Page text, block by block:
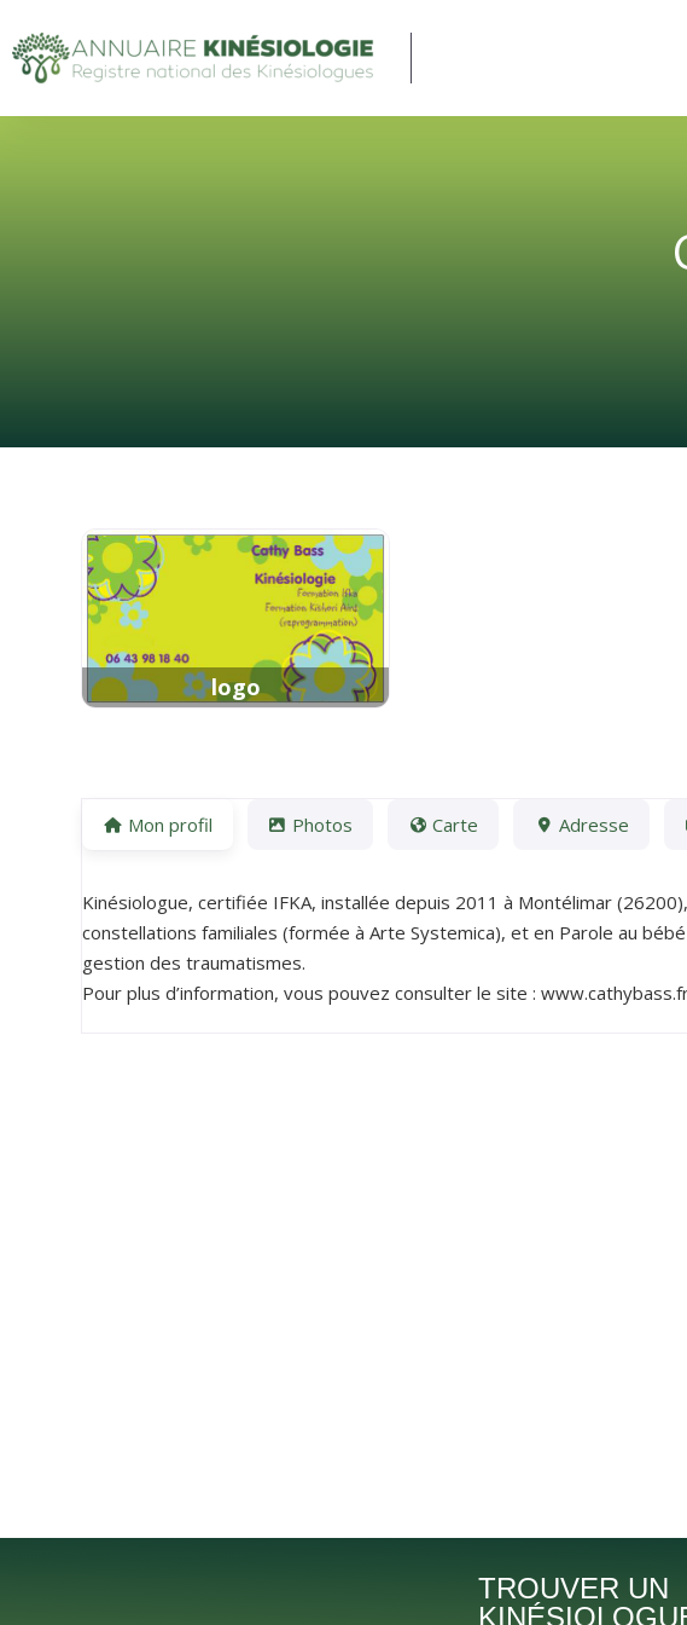
logo
Mon profil Photos Carte Adresse
Kinésiologue, certifiée IFKA, installée depuis 2011 à Montélimar
constellations familiales (formée à Arte Systemica), et en Parole au
gestion des traumatismes.
Pour plus d’information, vous pouvez consulter le site :
TROUVER UN